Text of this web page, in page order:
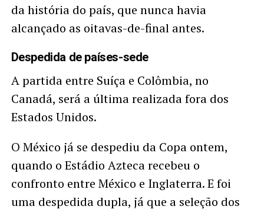
da história do país, que nunca havia
alcançado as oitavas-de-final antes.
Despedida de países-sede
A partida entre Suíça e Colômbia, no
Canadá, será a última realizada fora dos
Estados Unidos.
O México já se despediu da Copa ontem,
quando o Estádio Azteca recebeu o
confronto entre México e Inglaterra. E foi
uma despedida dupla, já que a seleção dos